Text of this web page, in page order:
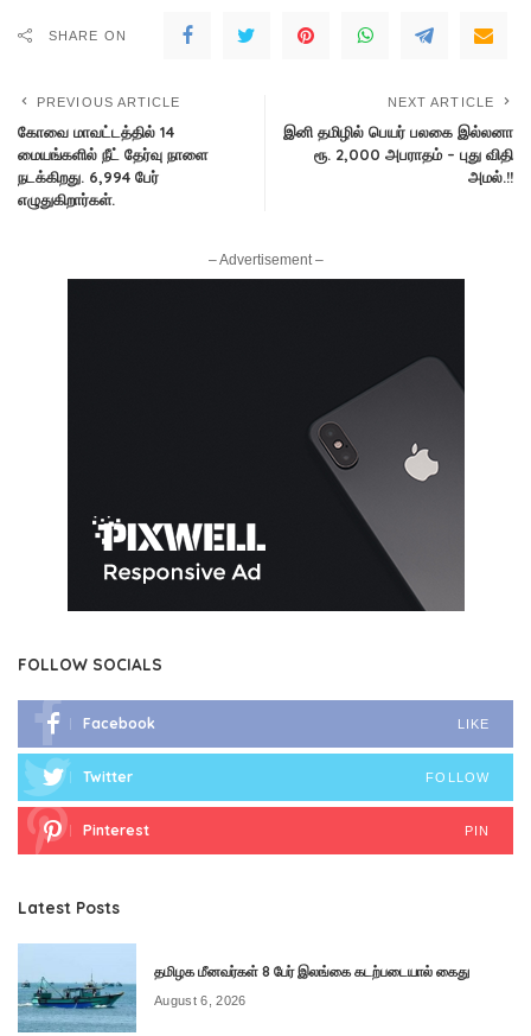
SHARE ON
PREVIOUS ARTICLE
கோவை மாவட்டத்தில் 14
மையங்களில் நீட் தேர்வு நாளை
நடக்கிறது. 6,994 பேர்
எழுதுகிறார்கள்.
NEXT ARTICLE
இனி தமிழில் பெயர் பலகை இல்லனா
ரூ. 2,000 அபராதம் – புது விதி
அமல்.!!
– Advertisement –
FOLLOW SOCIALS
Facebook LIKE
Twitter FOLLOW
Pinterest PIN
Latest Posts
தமிழக மீனவர்கள் 8 பேர் இலங்கை கடற்படையால் கைது
August 6, 2026